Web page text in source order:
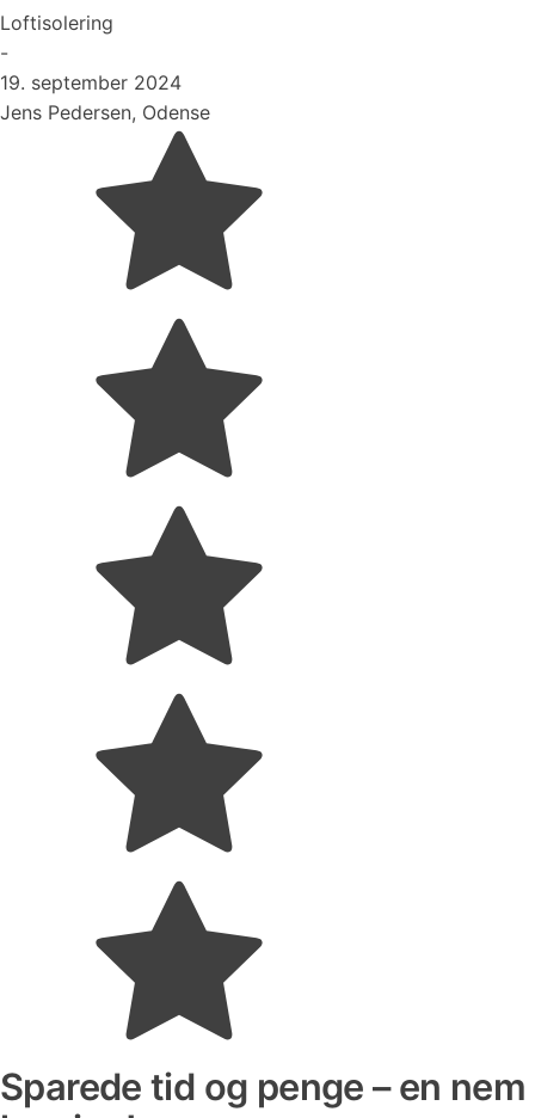
Loftisolering
-
19. september 2024
Jens Pedersen, Odense
Sparede tid og penge – en nem